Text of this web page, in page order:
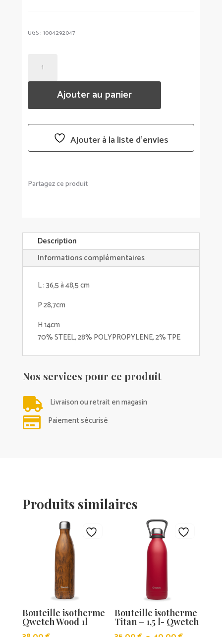
UGS : 1004292047
EGOUTTOIR
VAISSELLE
SINKIN-
Ajouter au panier
Ajouter à la liste d’envies
Partagez ce produit
Description
Informations complémentaires
L : 36,5 à 48,5 cm
P 28,7cm
H 14cm
70% STEEL, 28% POLYPROPYLENE, 2% TPE
Nos services pour ce produit
 Livraison ou retrait en magasin
 Paiement sécurisé
Produits similaires
Bouteille isotherme
Qwetch Wood 1l
Bouteille isotherme
Titan – 1,5 l- Qwetch